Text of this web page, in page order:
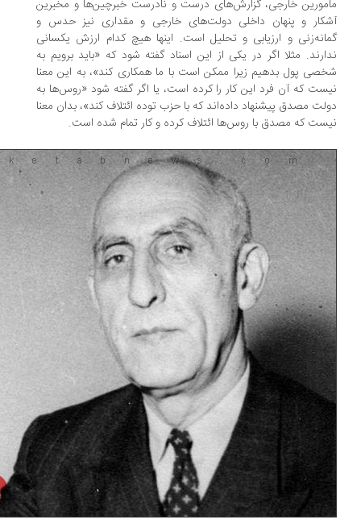
خارجی، گزارش‌های درست و نادرست خبرچین‌ها و مخبرین
و پنهان داخلی دولت‌های خارجی و مقداری نیز حدس و
و ارزیابی و تحلیل است. اینها هیچ کدام ارزش یکسانی
مثلا اگر در یکی از این اسناد گفته شود که «باید برویم به
پول بدهیم زیرا ممکن است با ما همکاری کند»، به این معنا
که آن فرد این کار را کرده است، یا اگر گفته شود «روس‌ها به
مصدق پیشنهاد داده‌اند که با حزب توده ائتلاف کند»، بدان معنا
که مصدق با روس‌ها ائتلاف کرده و کار تمام شده است.